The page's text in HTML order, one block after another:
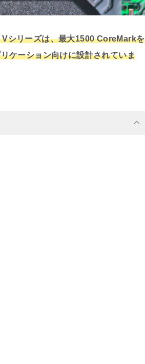
Vシリーズは、最大1500 CoreMarkを
ケーション向けに設計されていま